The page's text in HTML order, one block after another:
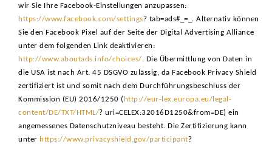
wir Sie Ihre Facebook-Einstellungen anzupassen:
https://www.facebook.com/settings? tab=ads#_=_. Alternativ können
Sie den Facebook Pixel auf der Seite der Digital Advertising Alliance
unter dem folgenden Link deaktivieren:
http://www.aboutads.info/choices/. Die Übermittlung von Daten in
die USA ist nach Art. 45 DSGVO zulässig, da Facebook Privacy Shield
zertifiziert ist und somit nach dem Durchführungsbeschluss der
Kommission (EU) 2016/1250 ( http://eur-lex.europa.eu/legal-
content/DE/TXT/HTML/? uri=CELEX:32016D1250&from=DE) ein
angemessenes Datenschutzniveau besteht. Die Zertifizierung kann
unter https://www.privacyshield.gov/participant?